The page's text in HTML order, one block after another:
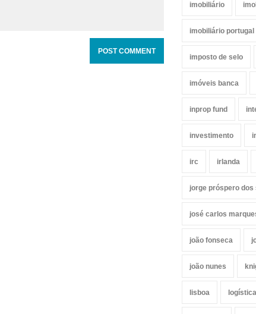
imobiliário
imobiliário portugal
imposto de selo
imóveis banca
inprop fund
investimento
irc irlanda
jorge próspero dos
josé carlos
joão fonseca
joão nunes
lisboa logística